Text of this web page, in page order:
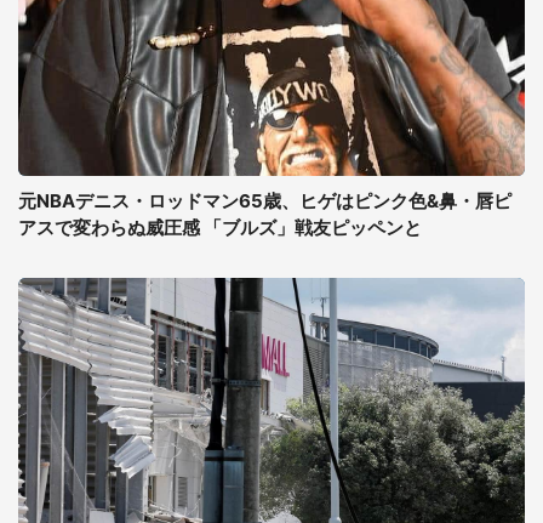
元NBAデニス・ロッドマン65歳、ヒゲはピンク色&鼻・唇ピ
アスで変わらぬ威圧感 「ブルズ」戦友ピッペンと